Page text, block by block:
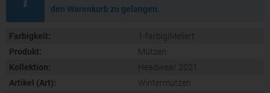
den Warenkorb zu gelangen.
Farbigkeit:
1-farbig|Meliert
Produkt:
Mützen
Kollektion:
Headwear 2021
Artikel (Art):
Wintermützen